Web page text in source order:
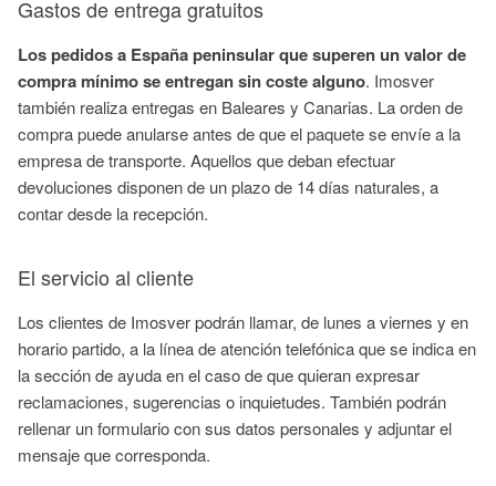
Gastos de entrega gratuitos
Los pedidos a España peninsular que superen un valor de
compra mínimo se entregan sin coste alguno. Imosver
también realiza entregas en Baleares y Canarias. La orden de
compra puede anularse antes de que el paquete se envíe a la
empresa de transporte. Aquellos que deban efectuar
devoluciones disponen de un plazo de 14 días naturales, a
contar desde la recepción.
El servicio al cliente
Los clientes de Imosver podrán llamar, de lunes a viernes y en
horario partido, a la línea de atención telefónica que se indica en
la sección de ayuda en el caso de que quieran expresar
reclamaciones, sugerencias o inquietudes. También podrán
rellenar un formulario con sus datos personales y adjuntar el
mensaje que corresponda.